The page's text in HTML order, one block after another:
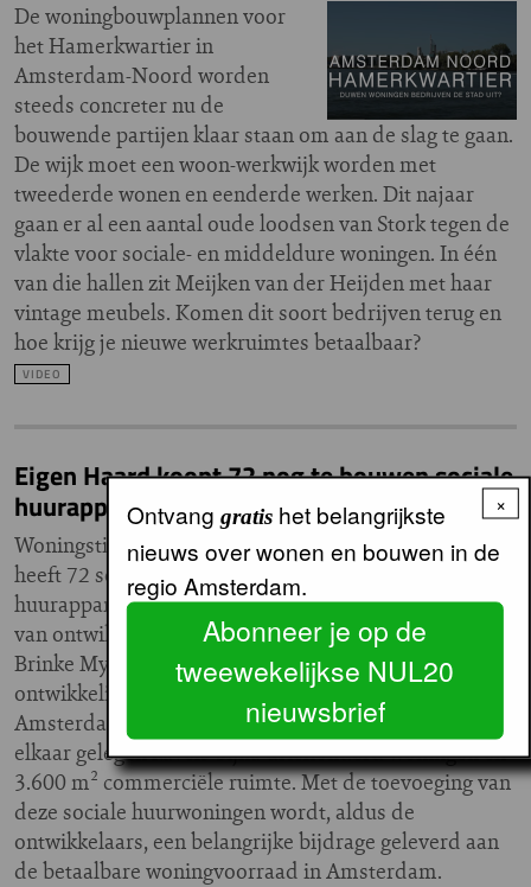
De woningbouwplannen voor
het Hamerkwartier in
Amsterdam-Noord worden
steeds concreter nu de
bouwende partijen klaar staan om aan de slag te gaan.
De wijk moet een woon-werkwijk worden met
tweederde wonen en eenderde werken. Dit najaar
gaan er al een aantal oude loodsen van Stork tegen de
vlakte voor sociale- en middeldure woningen. In één
van die hallen zit Meijken van der Heijden met haar
vintage meubels. Komen dit soort bedrijven terug en
hoe krijg je nieuwe werkruimtes betaalbaar?
VIDEO
Eigen Haard koopt 72 nog te bouwen sociale
huurappartementen in Amsterdam Noord
Woningstichting Eigen Haard
heeft 72 sociale
huurappartementen aangekocht
van ontwikkelcombinatie Ten
Brinke Myb. De woningen maken onderdeel uit van de
ontwikkeling van kavel A6 op het NDSM-terrein in
Amsterdam Noord. In totaal verrijzen op twee naast
elkaar gelegen kavels bijna driehonderd woningen en
3.600 m² commerciële ruimte. Met de toevoeging van
deze sociale huurwoningen wordt, aldus de
ontwikkelaars, een belangrijke bijdrage geleverd aan
de betaalbare woningvoorraad in Amsterdam.
×
Ontvang gratishet belangrijkste
nieuws over wonen en bouwen in de
regio Amsterdam.
Abonneer je op de
tweewekelijkse NUL20
nieuwsbrief